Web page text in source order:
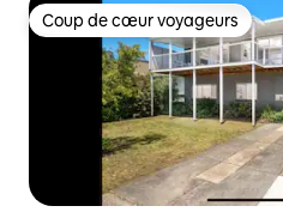
Coup de cœur voyageurs
Coup de cœur voyageurs